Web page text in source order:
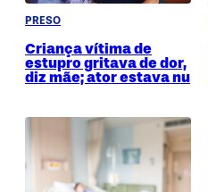
PRESO
Criança vítima de
estupro gritava de dor,
diz mãe; ator estava nu